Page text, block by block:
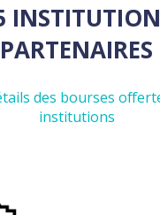
PARTENAIRES
des bourses
institutions